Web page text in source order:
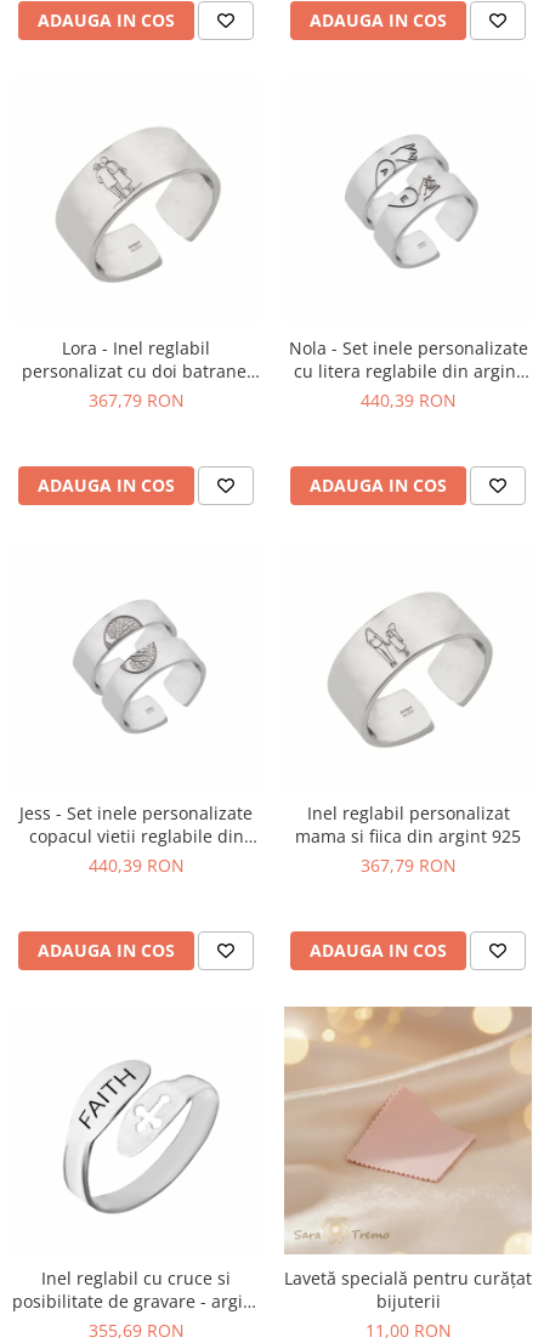
ADAUGA IN COS ADAUGA IN COS
Lora - Inel reglabil
personalizat cu doi batranei
din argint 925
367,79 RON
ADAUGA IN COS
Nola - Set inele personalizate
cu litera reglabile din argint
925
440,39 RON
ADAUGA IN COS
Jess - Set inele personalizate
copacul vietii reglabile din
argint 925
440,39 RON
ADAUGA IN COS
Inel reglabil personalizat
mama si fiica din argint 925
367,79 RON
ADAUGA IN COS
Inel reglabil cu cruce si
posibilitate de gravare - argint
925
355,69 RON
Lavetă specială pentru curățat
bijuterii
11,00 RON